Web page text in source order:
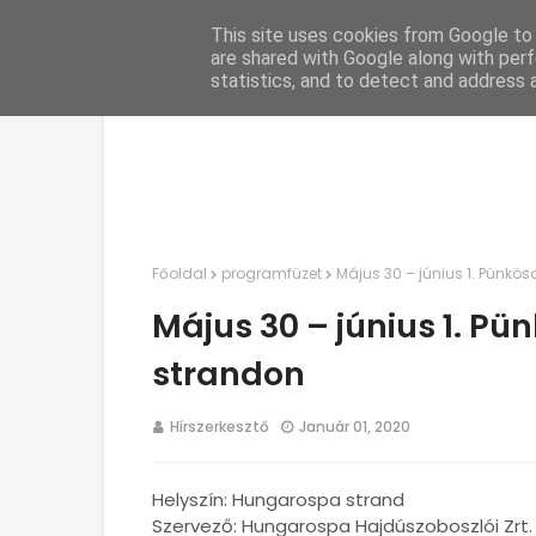
Főoldal programfüzet Május 30 – június 1.
Május 30 – június 1.
strandon
Hírszerkesztő Január 01, 2020
Helyszín: Hungarospa strand
Szervező: Hungarospa Hajdúszoboszlói Zrt.
This site uses cookies from Google
are shared with Google along with
statistics, and to detect and address